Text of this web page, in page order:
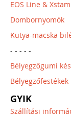
EOS Line &
Dombornyomók
Kutya-macska
- - - - -
Bélyegzőgumi
Bélyegzőfestékek
GYIK
Szállítási